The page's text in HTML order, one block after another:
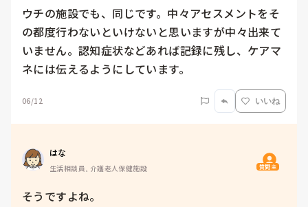
ウチの施設でも、同じです。中々アセスメントをそ
の都度行わないといけないと思いますが中々出来て
いません。認知症状などあれば記録に残し、ケアマ
ネには伝えるようにしています。
06/12 いいね
はな
生活相談員, 介護老人保健施設 質問主
そうですよね。